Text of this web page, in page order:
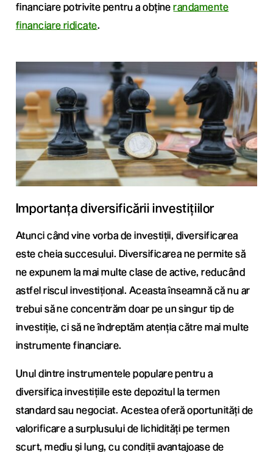
financiare potrivite pentru a obținerandamente
financiare ridicate.
Importanța diversificării investițiilor
Atunci când vine vorba de investiții, diversificarea
este cheia succesului. Diversificarea ne permite să
ne expunem la mai multe clase de active, reducând
astfel riscul investițional. Aceasta înseamnă că nu ar
trebui să ne concentrăm doar pe un singur tip de
investiție, ci să ne îndreptăm atenția către mai multe
instrumente financiare.
Unul dintre instrumentele populare pentru a
diversifica investițiile este depozitul la termen
standard sau negociat. Acestea oferă oportunități de
valorificare a surplusului de lichidități pe termen
scurt, mediu și lung, cu condiții avantajoase de